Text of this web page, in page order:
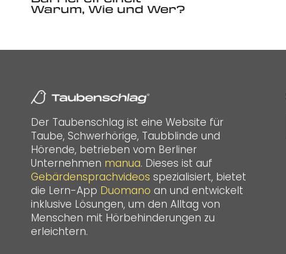
Warum, Wie und Wer?
Der Taubenschlag ist eine Website für
Taube, Schwerhörige, Taubblinde und
Hörende, betrieben vom Berliner
Unternehmen manua. Dieses ist auf
Gebärdensprachvideos spezialisiert, bietet
die Lern-App Duomano an und entwickelt
inklusive Lösungen, um den Alltag von
Menschen mit Hörbehinderungen zu
erleichtern.